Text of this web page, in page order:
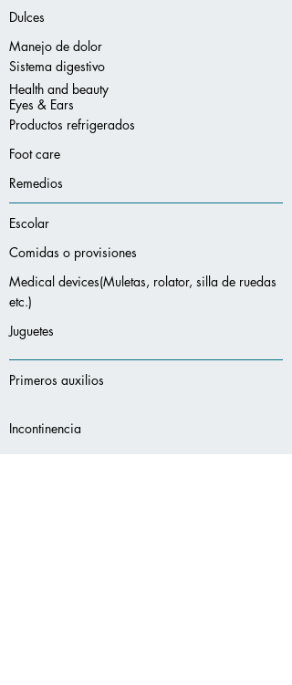
Dulces
Manejo de dolor
Sistema digestivo
Health and beauty
Eyes & Ears
Productos refrigerados
Foot care
Remedios
Escolar
Comidas o provisiones
Medical devices(Muletas, rolator, silla de ruedas
etc.)
Juguetes
Primeros auxilios
Incontinencia